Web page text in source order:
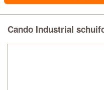
Cando Industrial